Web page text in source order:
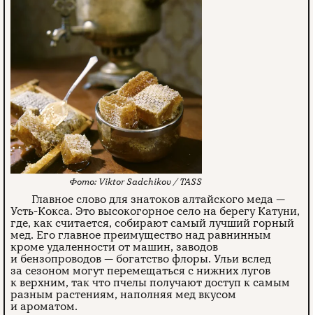
Viktor Sadchikov / TASS
Главное слово для знатоков алтайского меда —
Усть-Кокса. Это высокогорное село на берегу Катуни,
где, как считается, собирают самый лучший горный
мед. Его главное преимущество над равнинным
кроме удаленности от машин, заводов
и бензопроводов — богатство флоры. Ульи вслед
за сезоном могут перемещаться с нижних лугов
к верхним, так что пчелы получают доступ к самым
разным растениям, наполняя мед вкусом
и ароматом.